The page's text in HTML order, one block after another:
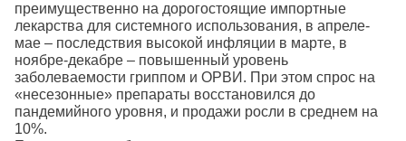
преимущественно на дорогостоящие импортные
лекарства для системного использования, в апреле-
мае – последствия высокой инфляции в марте, в
ноябре-декабре – повышенный уровень
заболеваемости гриппом и ОРВИ. При этом спрос на
«несезонные» препараты восстановился до
пандемийного уровня, и продажи росли в среднем на
10%.